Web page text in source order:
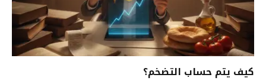
كيف يتم حساب التضخم؟